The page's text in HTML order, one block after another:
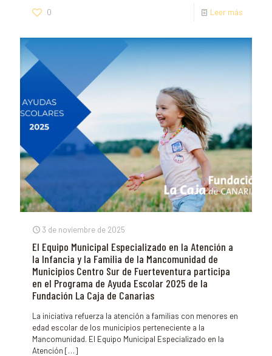
0 Leer más
3 de noviembre de 2025
El Equipo Municipal Especializado en la Atención a
la Infancia y la Familia de la Mancomunidad de
Municipios Centro Sur de Fuerteventura participa
en el Programa de Ayuda Escolar 2025 de la
Fundación La Caja de Canarias
La iniciativa refuerza la atención a familias con menores en
edad escolar de los municipios perteneciente a la
Mancomunidad. El Equipo Municipal Especializado en la
Atención […]